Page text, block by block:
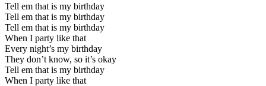
Tell em that is my birthday
Tell em that is my birthday
Tell em that is my birthday
When I party like that
Every night’s my birthday
They don’t know, so it’s okay
Tell em that is my birthday
When I party like that